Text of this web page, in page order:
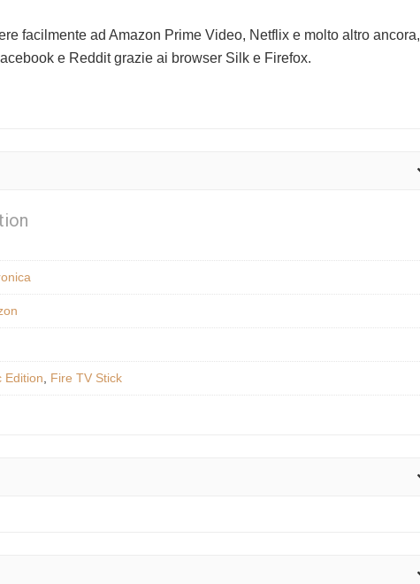
facilmente ad Amazon Prime Video, Netflix e molto altro ancora,
e Reddit grazie ai browser Silk e Firefox.
Edition, Fire TV Stick